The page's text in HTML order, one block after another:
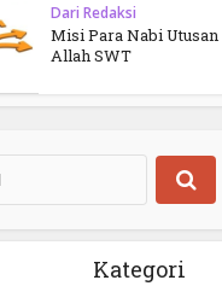
Dari Redaksi
Misi Para Nabi Utusan
Allah SWT
Kategori